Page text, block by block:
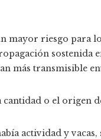
mayor riesgo para
sostenida
más transmisible
o el origen
actividad y